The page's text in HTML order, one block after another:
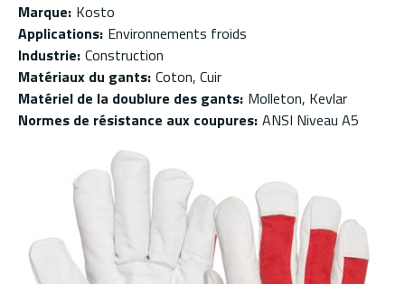
Marque: Kosto
Applications: Environnements froids
Industrie: Construction
Matériaux du gants: Coton, Cuir
Matériel de la doublure des gants: Molleton, Kevlar
Normes de résistance aux coupures: ANSI Niveau A5